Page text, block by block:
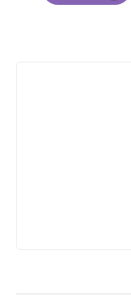
Email